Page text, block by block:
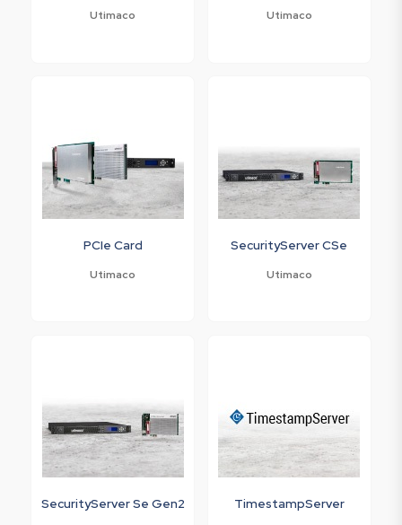
Utimaco Utimaco
PCIe Card
Utimaco
SecurityServer CSe
Utimaco
SecurityServer Se Gen2 TimestampServer